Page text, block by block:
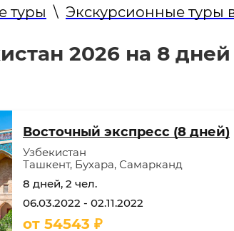
туры \ Экскурсионные туры
2026 на 8
Восточный экспресс (8 дней)
Узбекистан
Ташкент, Бухара, Самарканд
8 дней, 2 чел.
06.03.2022 - 02.11.2022
от 54543 ₽